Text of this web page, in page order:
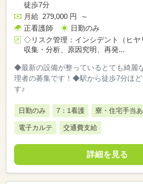
徒歩7分
月給 279,000 円 ～
正看護師
日勤のみ
◇リスク管理：インシデント（ヒヤ
収集・分析、原因究明、再発...
◆最新の設備が整っているとても綺麗
理者の募集です！◆駅から徒歩7分ほ
す♪
日勤のみ 7：1看護 寮・住宅手当あ
電子カルテ 交通費支給
詳細を見る